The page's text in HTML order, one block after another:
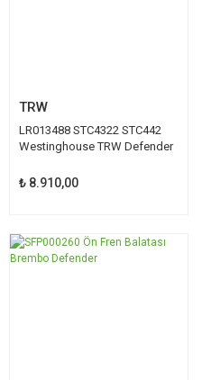
TRW
LR013488 STC4322 STC442
Westinghouse TRW Defender
₺ 8.910,00
TÜKENDİ